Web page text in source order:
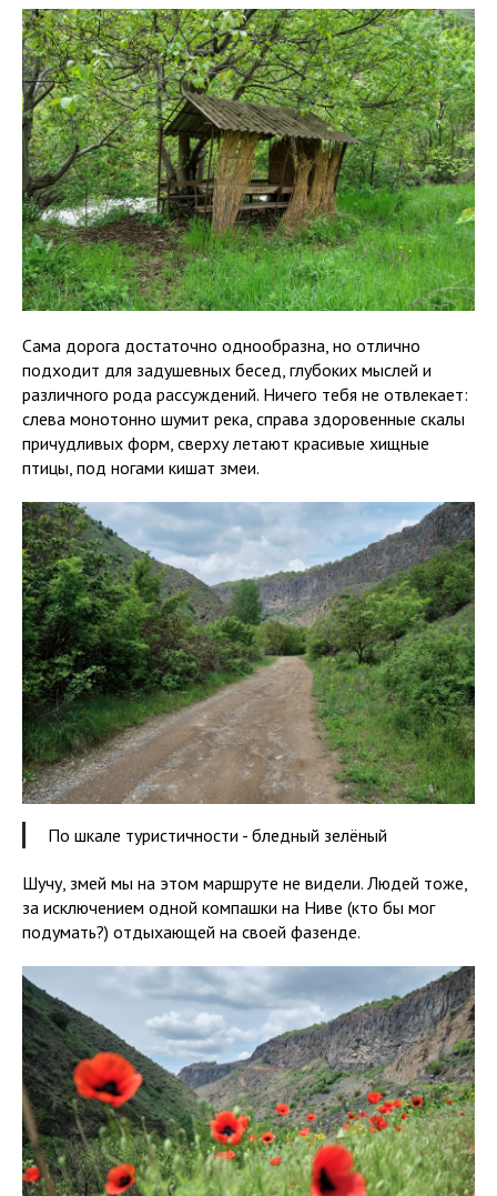
Сама дорога достаточно однообразна, но отлично
подходит для задушевных бесед, глубоких мыслей и
различного рода рассуждений. Ничего тебя не отвлекает:
слева монотонно шумит река, справа здоровенные скалы
причудливых форм, сверху летают красивые хищные
птицы, под ногами кишат змеи.
По шкале туристичности - бледный зелёный
Шучу, змей мы на этом маршруте не видели. Людей тоже,
за исключением одной компашки на Ниве (кто бы мог
подумать?) отдыхающей на своей фазенде.